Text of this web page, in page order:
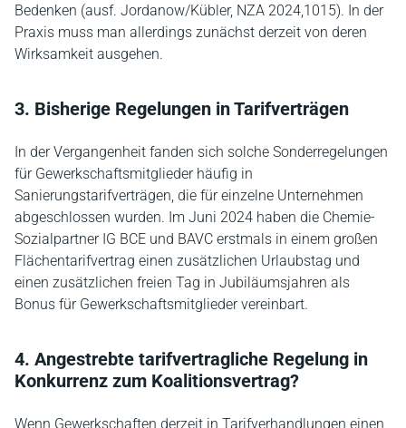
Bedenken (ausf. Jordanow/Kübler, NZA 2024,1015). In der
Praxis muss man allerdings zunächst derzeit von deren
Wirksamkeit ausgehen.
3. Bisherige Regelungen in Tarifverträgen
In der Vergangenheit fanden sich solche Sonderregelungen
für Gewerkschaftsmitglieder häufig in
Sanierungstarifverträgen, die für einzelne Unternehmen
abgeschlossen wurden. Im Juni 2024 haben die Chemie-
Sozialpartner IG BCE und BAVC erstmals in einem großen
Flächentarifvertrag einen zusätzlichen Urlaubstag und
einen zusätzlichen freien Tag in Jubiläumsjahren als
Bonus für Gewerkschaftsmitglieder vereinbart.
4. Angestrebte tarifvertragliche Regelung in
Konkurrenz zum Koalitionsvertrag?
Wenn Gewerkschaften derzeit in Tarifverhandlungen einen